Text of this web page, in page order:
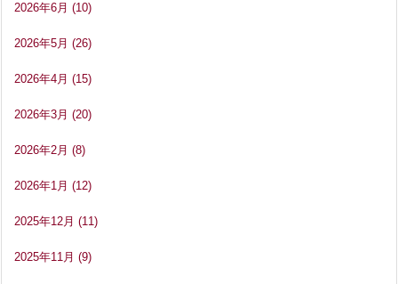
2026年6月 (10)
2026年5月 (26)
2026年4月 (15)
2026年3月 (20)
2026年2月 (8)
2026年1月 (12)
2025年12月 (11)
2025年11月 (9)